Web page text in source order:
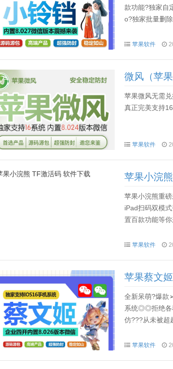
款功能?独家自
o?独家批量删
苹果软件
微风（苹
苹果微风无需
真正完美支持
苹果软件
苹果小浣
苹果小浣熊重
iPad扫码双模
置百款功能等
苹果软件
苹果蔡文姬
全新呆萌?爆款
系统◎◎拒绝各
仿???从未被超
苹果软件